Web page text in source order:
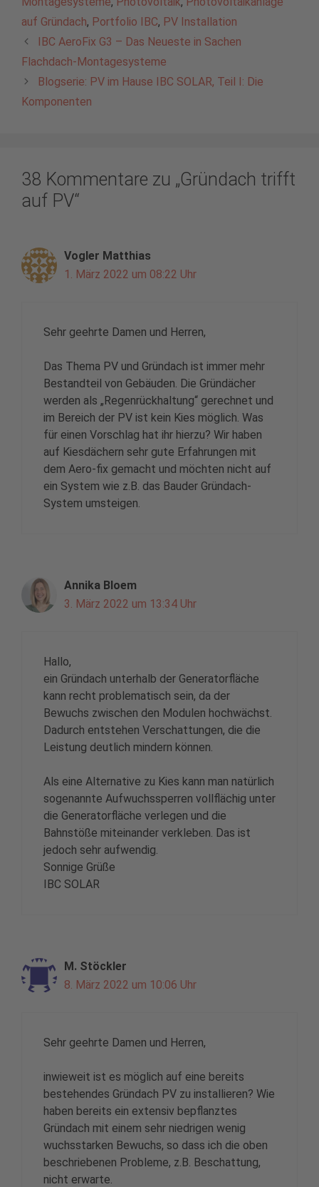
auf Gründach, Portfolio IBC, PV Installation
IBC AeroFix G3 – Das Neueste in Sachen
Flachdach-Montagesysteme
Blogserie: PV im Hause IBC SOLAR, Teil I: Die
Komponenten
38 Kommentare zu „Gründach trifft
auf PV“
Vogler Matthias
1. März 2022 um 08:22 Uhr
Sehr geehrte Damen und Herren,
Das Thema PV und Gründach ist immer mehr
Bestandteil von Gebäuden. Die Gründächer
werden als „Regenrückhaltung“ gerechnet und
im Bereich der PV ist kein Kies möglich. Was
für einen Vorschlag hat ihr hierzu? Wir haben
auf Kiesdächern sehr gute Erfahrungen mit
dem Aero-fix gemacht und möchten nicht auf
ein System wie z.B. das Bauder Gründach-
System umsteigen.
Annika Bloem
3. März 2022 um 13:34 Uhr
Hallo,
ein Gründach unterhalb der Generatorfläche
kann recht problematisch sein, da der
Bewuchs zwischen den Modulen hochwächst.
Dadurch entstehen Verschattungen, die die
Leistung deutlich mindern können.
Als eine Alternative zu Kies kann man natürlich
sogenannte Aufwuchssperren vollflächig unter
die Generatorfläche verlegen und die
Bahnstöße miteinander verkleben. Das ist
jedoch sehr aufwendig.
Sonnige Grüße
IBC SOLAR
M. Stöckler
8. März 2022 um 10:06 Uhr
Sehr geehrte Damen und Herren,
inwieweit ist es möglich auf eine bereits
bestehendes Gründach PV zu installieren? Wie
haben bereits ein extensiv bepflanztes
Gründach mit einem sehr niedrigen wenig
wuchsstarken Bewuchs, so dass ich die oben
beschriebenen Probleme, z.B. Beschattung,
nicht erwarte.